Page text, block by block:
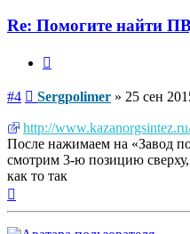
Re: Помогите найти
#4 Сообщение
Sergpolimer » 25 сен
http://
После нажимаем на «Завод
смотрим 3-ю позицию сверху,
как то так